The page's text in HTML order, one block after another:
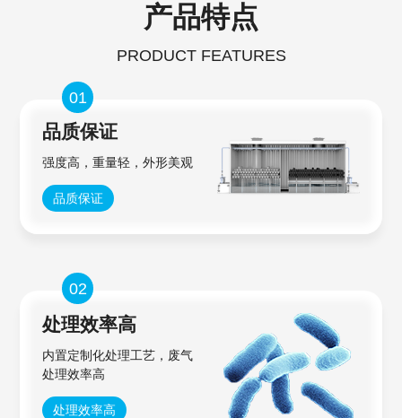
产品特点
PRODUCT FEATURES
01
品质保证
强度高，重量轻，外形美观
品质保证
02
处理效率高
内置定制化处理工艺，废气
处理效率高
处理效率高